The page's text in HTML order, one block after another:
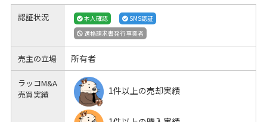
認証状況 本人確認
SMS認証
適格請求書発行事業者
売主の立場 所有者
ラッコM&A
売買実績
1件以上の売却実績